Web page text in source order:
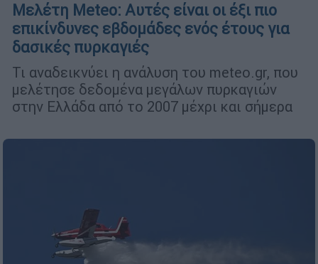
Μελέτη Meteo: Αυτές είναι οι έξι πιο
επικίνδυνες εβδομάδες ενός έτους για
δασικές πυρκαγιές
Τι αναδεικνύει η ανάλυση του meteo.gr, που
μελέτησε δεδομένα μεγάλων πυρκαγιών
στην Ελλάδα από το 2007 μέχρι και σήμερα